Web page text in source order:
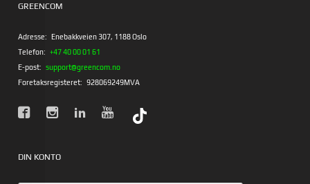
GREENCOM
Adresse: Enebakkveien 307, 1188 Oslo
Telefon: +47 40 00 01 61
E-post: support@greencom.no
Foretaksregisteret: 928069249MVA
DIN KONTO